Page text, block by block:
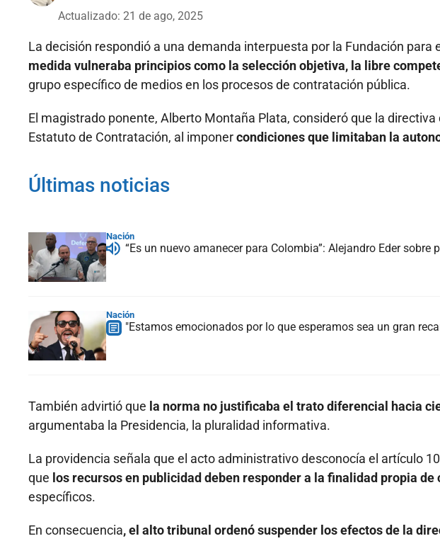
Actualizado: 21 de ago, 2025
La decisión respondió a una demanda interpuesta por la Fundación para
medida vulneraba principios como la selección objetiva, la libre
grupo específico de medios en los procesos de contratación pública.
El magistrado ponente, Alberto Montaña Plata, consideró que la
Estatuto de Contratación, al imponercondiciones que limitaban la
Últimas noticias
Nación
“Es un nuevo amanecer para Colombia”: Alejandro Eder sobre
Nación
"Estamos emocionados por lo que esperamos sea un gran
También advirtió que la norma no justificaba el trato diferencial hacia
argumentaba la Presidencia, la pluralidad informativa.
La providencia señala que el acto administrativo desconocía el artículo
que los recursos en publicidad deben responder a la finalidad propia de
específicos.
En consecuencia, el alto tribunal ordenó suspender los efectos de la